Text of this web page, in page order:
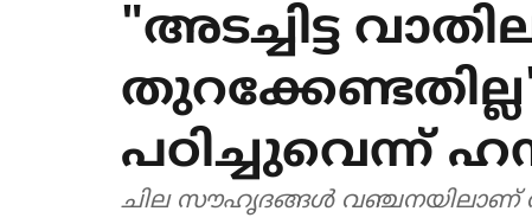
"അടച്ചിട്ട
പഠിച്ചുവെന്ന്
ചില സൗഹൃദങ്ങൾ വഞ്ചനയിലാണ്